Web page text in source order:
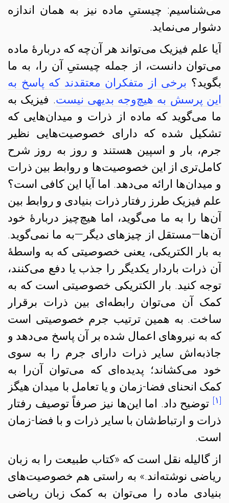
می‌شناسیم: چیستیِ ماده نیز به همان اندازه
دشوار می‌نماید.
آیا علم فیزیک می‌تواند هر آن‌چه که دربارهٔ ماده
می‌توان دانست، از جمله چیستیِ آن را، به ما
بگوید؟ برخی از متفکران معتقدند که پاسخ به
این پرسش به هیچ‌وجه بدیهی نیست. فیزیک به
ما می‌گوید که ماده از ذرات و میدان‌هایی که
تشکیل شده که دارای خصوصیت‌هایی نظیر
جرم، بار و اسپین هستند و روز به روز شرح
کامل‌تری از این خصوصیت‌ها و روابط بین ذرات
و میدان‌ها ارائه می‌دهد. اما آیا این کافی است؟
علم فیزیک طرز رفتار ذرات بنیادی و روابط بین‌
آن‌ها را به ما می‌گوید، اما هیچ‌چیز دربارهٔ خود
آن‌ها—مستقل از چیزهای دیگر—به ما نمی‌گوید.
به بار الکتریکی، یعنی خصوصیتی که به واسطهٔ
آن ذرات باردار یکدیگر را جذب یا دفع می‌کنند،
توجه کنید. بار الکتریکی خصوصیتی است که به
کمک آن می‌توان رابطه‌ای بین ذرات برقرار
ساخت. به همین ترتیب جرم خصوصیتی است
که به نیروهای اعمال شده بر آن پاسخ می‌دهد و
جاذبه‌اش سایر ذرات دارای جرم را به سوی
خود می‌کشاند؛ پدیده‌ای که می‌توان آن‌را به
کمک انحنای فضا-زمان و یا تعامل با میدان هیگز
[۱] توضیح داد. اما این‌ها نیز صرفاً توصیف رفتار
ذرات و ارتباط‌شان با سایر ذرات و با فضا-زمان
است.
از گالیله نقل است که «کتاب طبیعت را به زبان
ریاضی نوشته‌اند.» به راستی هم خصوصیت‌های
بنیادی ماده را می‌توان به کمک زبان ریاضی